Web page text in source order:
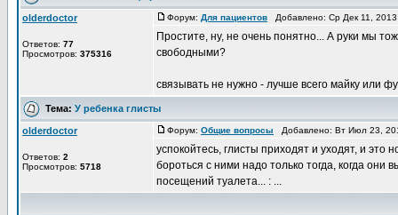
olderdoctor
Ответов: 77
Просмотров: 375316
Форум: Для пациентов Добавлено: Ср Дек 11,
Простите, ну, не очень понятно... А руки мы
свободными?
связывать не нужно - лучше всего майку или
Тема: У ребенка глисты
olderdoctor
Ответов: 2
Просмотров: 5718
Форум: Общие вопросы Добавлено: Вт Июл 23,
успокойтесь, глисты приходят и уходят, и это
бороться с ними надо только тогда, когда
посещений туалета... : ...